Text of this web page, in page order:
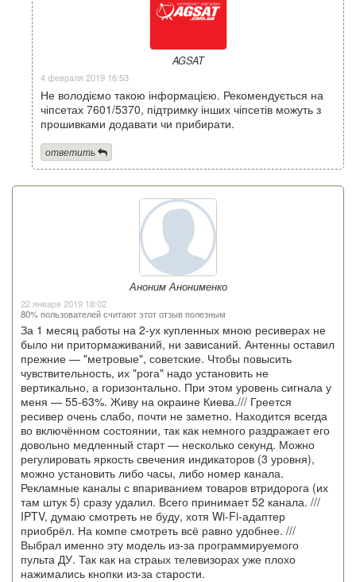
AGSAT
4 февраля 2019 16:53
Не володіємо такою інформацією. Рекомендується на
чіпсетах 7601/5370, підтримку інших чіпсетів можуть з
прошивками додавати чи прибирати.
ответить
Аноним Анонименко
22 января 2019 18:02
80% пользователей считают этот отзыв полезным
За 1 месяц работы на 2-ух купленных мною ресиверах не
было ни притормаживаний, ни зависаний. Антенны оставил
прежние — "метровые", советские. Чтобы повысить
чувствительность, их "рога" надо установить не
вертикально, а горизонтально. При этом уровень сигнала у
меня — 55-63%. Живу на окраине Киева./// Греется
ресивер очень слабо, почти не заметно. Находится всегда
во включённом состоянии, так как немного раздражает его
довольно медленный старт — несколько секунд. Можно
регулировать яркость свечения индикаторов (3 уровня),
можно установить либо часы, либо номер канала.
Рекламные каналы с впариванием товаров втридорога (их
там штук 5) сразу удалил. Всего принимает 52 канала. ///
IPTV, думаю смотреть не буду, хотя Wi-Fi-адаптер
приобрёл. На компе смотреть всё равно удобнее. ///
Выбрал именно эту модель из-за программируемого
пульта ДУ. Так как на страых телевизорах уже плохо
нажимались кнопки из-за старости.